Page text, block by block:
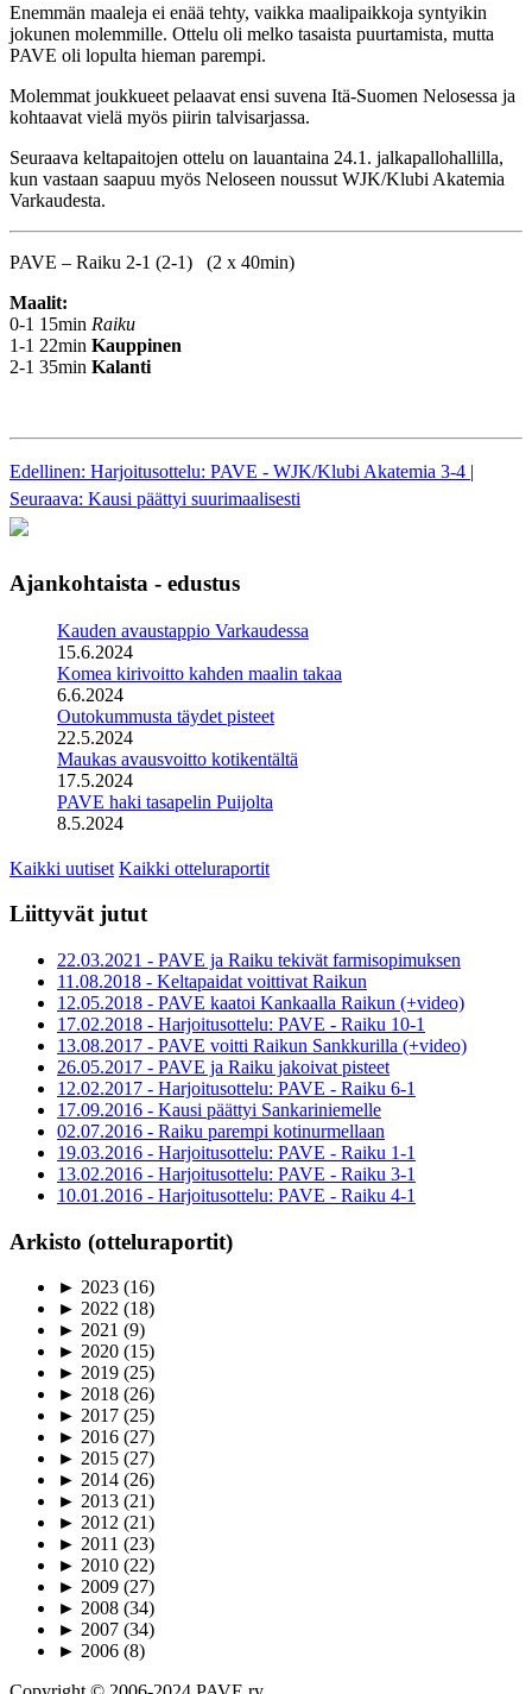
Enemmän maaleja ei enää tehty, vaikka maalipaikkoja syntyikin
jokunen molemmille. Ottelu oli melko tasaista puurtamista, mutta
PAVE oli lopulta hieman parempi.
Molemmat joukkueet pelaavat ensi suvena Itä-Suomen Nelosessa ja
kohtaavat vielä myös piirin talvisarjassa.
Seuraava keltapaitojen ottelu on lauantaina 24.1. jalkapallohallilla,
kun vastaan saapuu myös Neloseen noussut WJK/Klubi Akatemia
Varkaudesta.
PAVE – Raiku 2-1 (2-1) (2 x 40min)
Maalit:
0-1 15min Raiku
1-1 22min Kauppinen
2-1 35min Kalanti
Edellinen: Harjoitusottelu: PAVE - WJK/Klubi Akatemia 3-4 |
Seuraava: Kausi päättyi suurimaalisesti
Ajankohtaista - edustus
Kauden avaustappio Varkaudessa
15.6.2024
Komea kirivoitto kahden maalin takaa
6.6.2024
Outokummusta täydet pisteet
22.5.2024
Maukas avausvoitto kotikentältä
17.5.2024
PAVE haki tasapelin Puijolta
8.5.2024
Kaikki uutiset Kaikki otteluraportit
Liittyvät jutut
22.03.2021 - PAVE ja Raiku tekivät farmisopimuksen
11.08.2018 - Keltapaidat voittivat Raikun
12.05.2018 - PAVE kaatoi Kankaalla Raikun (+video)
17.02.2018 - Harjoitusottelu: PAVE - Raiku 10-1
13.08.2017 - PAVE voitti Raikun Sankkurilla (+video)
26.05.2017 - PAVE ja Raiku jakoivat pisteet
12.02.2017 - Harjoitusottelu: PAVE - Raiku 6-1
17.09.2016 - Kausi päättyi Sankariniemelle
02.07.2016 - Raiku parempi kotinurmellaan
19.03.2016 - Harjoitusottelu: PAVE - Raiku 1-1
13.02.2016 - Harjoitusottelu: PAVE - Raiku 3-1
10.01.2016 - Harjoitusottelu: PAVE - Raiku 4-1
Arkisto (otteluraportit)
► 2023 (16)
► 2022 (18)
► 2021 (9)
► 2020 (15)
► 2019 (25)
► 2018 (26)
► 2017 (25)
► 2016 (27)
► 2015 (27)
► 2014 (26)
► 2013 (21)
► 2012 (21)
► 2011 (23)
► 2010 (22)
► 2009 (27)
► 2008 (34)
► 2007 (34)
► 2006 (8)